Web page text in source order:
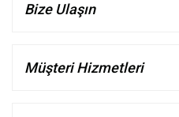
Bize Ulaşın
Müşteri Hizmetleri